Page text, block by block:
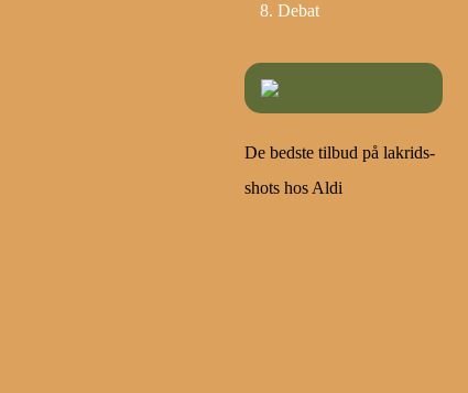
Debat
De bedste tilbud på lakrids-
shots hos Aldi